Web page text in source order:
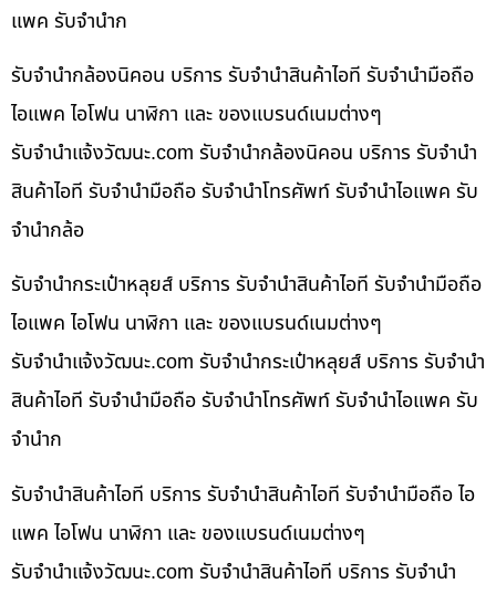
แพค รับจำนำก
รับจำนำกล้องนิคอน บริการ รับจำนำสินค้าไอที รับจำนำมือถือ
ไอแพค ไอโฟน นาฬิกา และ ของแบรนด์เนมต่างๆ
รับจํานําแจ้งวัฒนะ.com รับจำนำกล้องนิคอน บริการ รับจำนำ
สินค้าไอที รับจำนำมือถือ รับจำนำโทรศัพท์ รับจำนำไอแพค รับ
จำนำกล้อ
รับจำนำกระเป๋าหลุยส์ บริการ รับจำนำสินค้าไอที รับจำนำมือถือ
ไอแพค ไอโฟน นาฬิกา และ ของแบรนด์เนมต่างๆ
รับจํานําแจ้งวัฒนะ.com รับจำนำกระเป๋าหลุยส์ บริการ รับจำนำ
สินค้าไอที รับจำนำมือถือ รับจำนำโทรศัพท์ รับจำนำไอแพค รับ
จำนำก
รับจำนำสินค้าไอที บริการ รับจำนำสินค้าไอที รับจำนำมือถือ ไอ
แพค ไอโฟน นาฬิกา และ ของแบรนด์เนมต่างๆ
รับจํานําแจ้งวัฒนะ.com รับจำนำสินค้าไอที บริการ รับจำนำ